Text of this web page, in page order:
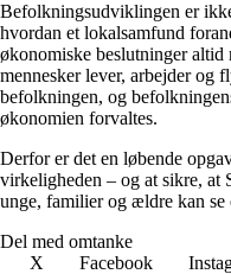
Befolkningsudviklingen er
hvordan et lokalsamfund
økonomiske beslutninger altid
mennesker lever, arbejder og
befolkningen, og
økonomien forvaltes.
Derfor er det en løbende
virkeligheden – og at sikre, at
unge, familier og ældre kan se
Del med omtanke
X
Facebook